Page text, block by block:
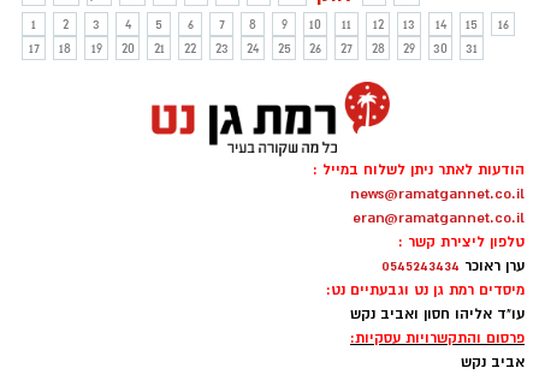
1
2 3 4 5 6 7 8 9 10 11 12 13 14 15
16
17
18 19 20 21 22 23 24 25 26 27 28 29 30 31
הודעות לאתר ניתן לשלוח במייל :
news@ramatgannet.co.il
eran@ramatgannet.co.il
טלפון ליצירת קשר :
ערן ראוכר 0545243434
מיסדים רמת גן נט וגבעתיים נט:
עו"ד אליהו חסון ואביב נקש
פרסום והתקשרויות עסקיות:
אביב נקש